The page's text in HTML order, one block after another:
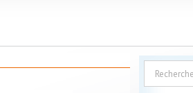
Rechercher: